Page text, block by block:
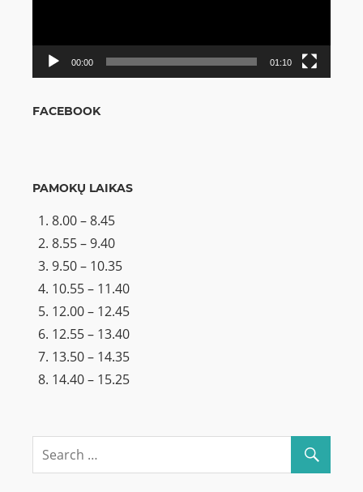
00:00 01:10
FACEBOOK
PAMOKŲ LAIKAS
8.00 – 8.45
8.55 – 9.40
9.50 – 10.35
10.55 – 11.40
12.00 – 12.45
12.55 – 13.40
13.50 – 14.35
14.40 – 15.25